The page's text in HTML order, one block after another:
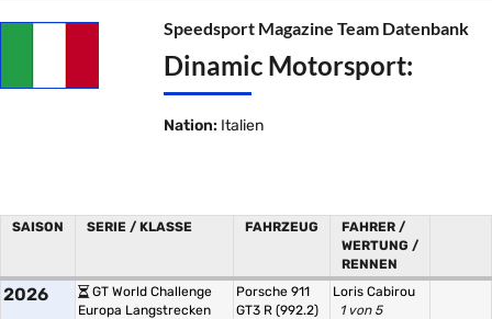
Speedsport Magazine Team Datenbank
Dinamic Motorsport:
Nation: Italien
SAISON SERIE / KLASSE FAHRZEUG
FAHRER /
WERTUNG /
RENNEN
2026
GT World Challenge
Europa Langstrecken
Porsche 911
GT3 R (992.2)
Loris Cabirou
1 von 5